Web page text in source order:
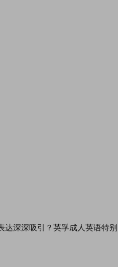
深深吸引？英孚成人英语特别